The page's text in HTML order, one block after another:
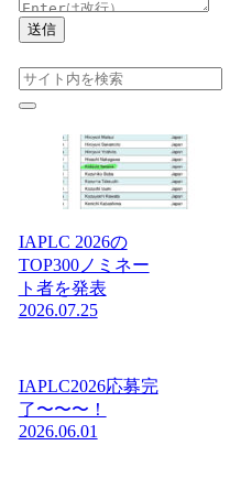
送信
IAPLC 2026の
TOP300ノミネー
ト者を発表
2026.07.25
IAPLC2026応募完
了〜〜〜！
2026.06.01